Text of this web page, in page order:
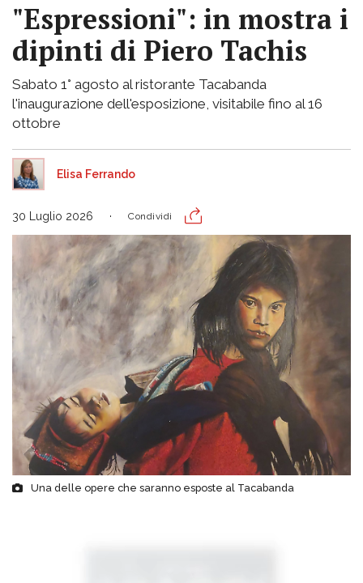
"Espressioni": in mostra i
dipinti di Piero Tachis
Sabato 1° agosto al ristorante Tacabanda
l'inaugurazione dell'esposizione, visitabile fino al 16
ottobre
Elisa Ferrando
30 Luglio 2026 Condividi
Una delle opere che saranno esposte al Tacabanda